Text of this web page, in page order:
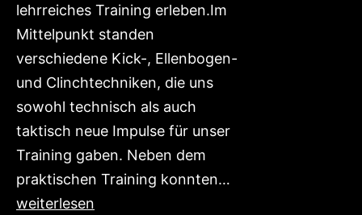
lehrreiches Training erleben.Im
Mittelpunkt standen
verschiedene Kick-, Ellenbogen-
und Clinchtechniken, die uns
sowohl technisch als auch
taktisch neue Impulse für unser
Training gaben. Neben dem
praktischen Training konnten…
weiterlesen